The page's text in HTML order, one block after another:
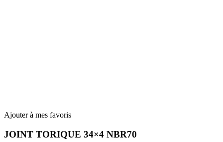
Ajouter à mes favoris
JOINT TORIQUE 34×4 NBR70